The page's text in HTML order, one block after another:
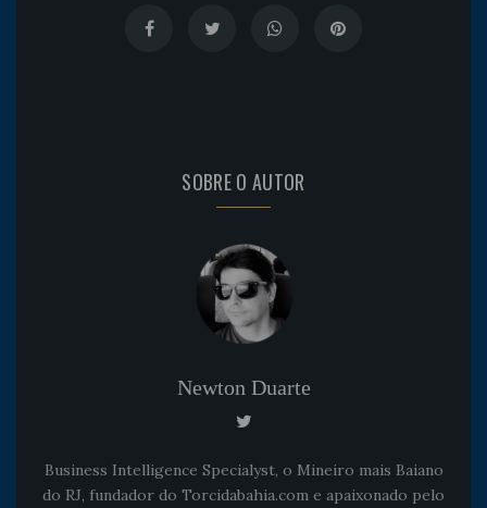
SOBRE O AUTOR
Newton Duarte
Business Intelligence Specialyst, o Mineiro mais Baiano
do RJ, fundador do Torcidabahia.com e apaixonado pelo